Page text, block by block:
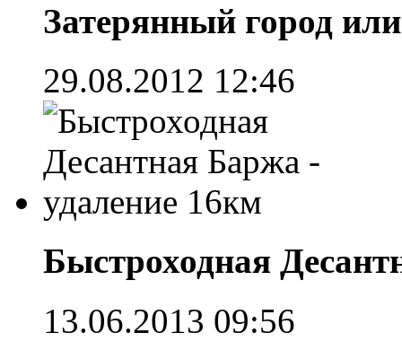
Затерянный город
29.08.2012 12:46
Быстроходная
13.06.2013 09:56